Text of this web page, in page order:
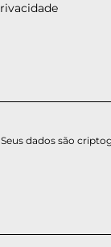
Seus dados são